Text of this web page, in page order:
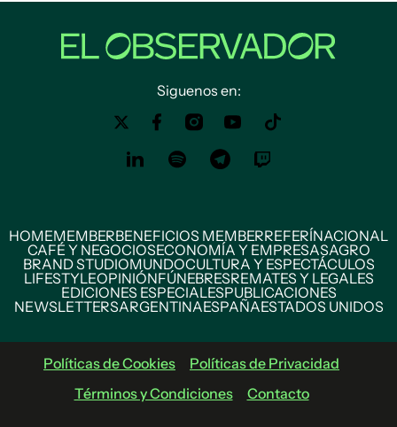
Siguenos en:
HOMEMEMBERBENEFICIOS MEMBERREFERÍNACIONAL
CAFÉ Y NEGOCIOSECONOMÍA Y EMPRESASAGRO
BRAND STUDIOMUNDOCULTURA Y ESPECTÁCULOS
LIFESTYLEOPINIÓNFÚNEBRESREMATES Y LEGALES
EDICIONES ESPECIALESPUBLICACIONES
NEWSLETTERSARGENTINAESPAÑAESTADOS UNIDOS
Políticas de Cookies
Políticas de Privacidad
Términos y Condiciones
Contacto